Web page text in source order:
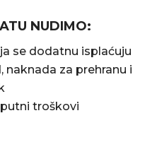
NUDIMO:
se dodatnu isplaćuju
naknada za prehranu i
troškovi